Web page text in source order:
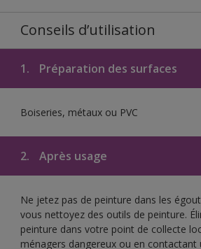
Conseils d’utilisation
1. Préparation des surfaces
Boiseries, métaux ou PVC
2. Après usage
Ne jetez pas de peinture dans les
vous nettoyez des outils de peinture.
peinture dans votre point de collecte
ménagers dangereux ou en contactant